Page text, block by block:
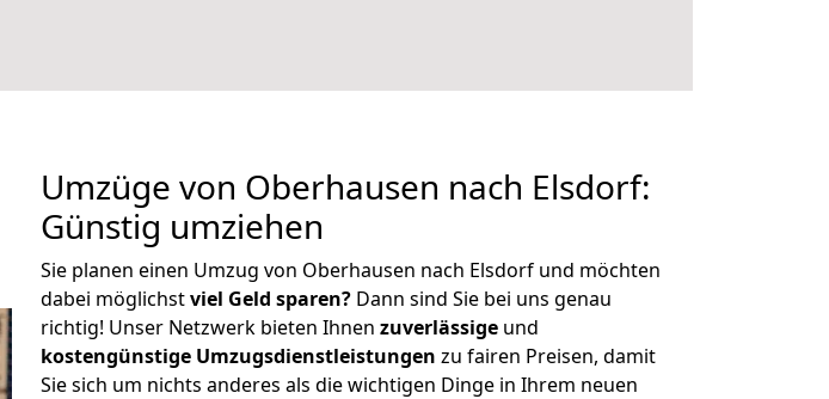
Umzüge von Oberhausen nach Elsdorf:
Günstig umziehen
Sie planen einen Umzug von Oberhausen nach Elsdorf und möchten
dabei möglichstviel Geld sparen? Dann sind Sie bei uns genau
richtig! Unser Netzwerk bieten Ihnen zuverlässige und
kostengünstige Umzugsdienstleistungen zu fairen Preisen, damit
Sie sich um nichts anderes als die wichtigen Dinge in Ihrem neuen